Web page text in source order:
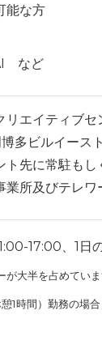
能な方
など
エイティブセ
多ビルイース
先に常駐も
所及びテレワ
17:00、1⽇
大半を占めていま
1時間）勤務の場合